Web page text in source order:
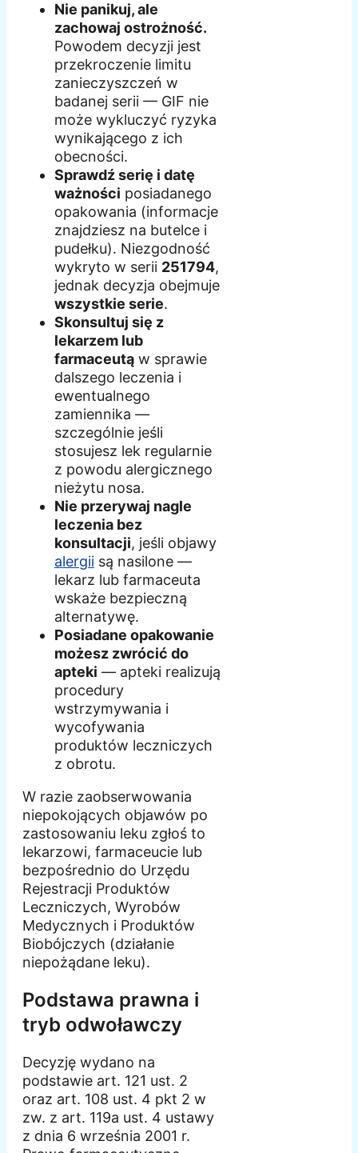
Nie panikuj, ale
zachowaj ostrożność.
Powodem decyzji jest
przekroczenie limitu
zanieczyszczeń w
badanej serii — GIF nie
może wykluczyć ryzyka
wynikającego z ich
obecności.
Sprawdź serię i datę
ważności posiadanego
opakowania (informacje
znajdziesz na butelce i
pudełku). Niezgodność
wykryto w serii 251794,
jednak decyzja obejmuje
wszystkie serie.
Skonsultuj się z
lekarzem lub
farmaceutą w sprawie
dalszego leczenia i
ewentualnego
zamiennika —
szczególnie jeśli
stosujesz lek regularnie
z powodu alergicznego
nieżytu nosa.
Nie przerywaj nagle
leczenia bez
konsultacji, jeśli objawy
alergii są nasilone —
lekarz lub farmaceuta
wskaże bezpieczną
alternatywę.
Posiadane opakowanie
możesz zwrócić do
apteki — apteki realizują
procedury
wstrzymywania i
wycofywania
produktów leczniczych
z obrotu.
W razie zaobserwowania
niepokojących objawów po
zastosowaniu leku zgłoś to
lekarzowi, farmaceucie lub
bezpośrednio do Urzędu
Rejestracji Produktów
Leczniczych, Wyrobów
Medycznych i Produktów
Biobójczych (działanie
niepożądane leku).
Podstawa prawna i
tryb odwoławczy
Decyzję wydano na
podstawie art. 121 ust. 2
oraz art. 108 ust. 4 pkt 2 w
zw. z art. 119a ust. 4 ustawy
z dnia 6 września 2001 r.